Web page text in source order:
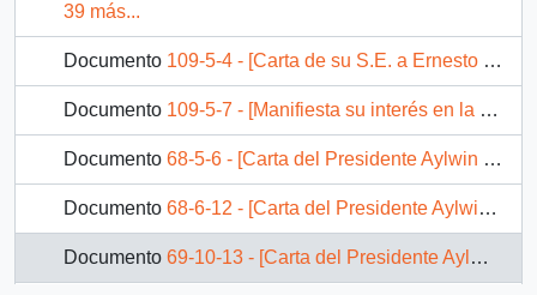
39 más...
Documento 109-5-4 - [Carta de su S.E. a Ernesto Tironi Barrios le agradece los antecedentes que le dejó de la Comisión Internacional de Juristas y sobre la Ronda Uruguay]
Documento 109-5-7 - [Manifiesta su interés en la incorporación del Grupo de los 15]
Documento 68-5-6 - [Carta del Presidente Aylwin al Embajador de Chile en Argentina, agradeciendo la Memoria de la Embajada de Chile en la República Argentina del año 1992 y el Plan de Trabajo para 1993].
Documento 68-6-12 - [Carta del Presidente Aylwin al Embajador de Chile ante la Santa Sede El Vaticano].
Documento 69-10-13 - [Carta del Presidente Aylwin al Presidente de la Organización para la Liberación Palestina, enviando su reconocimiento por valiosa contribución a la noble causa de la paz].